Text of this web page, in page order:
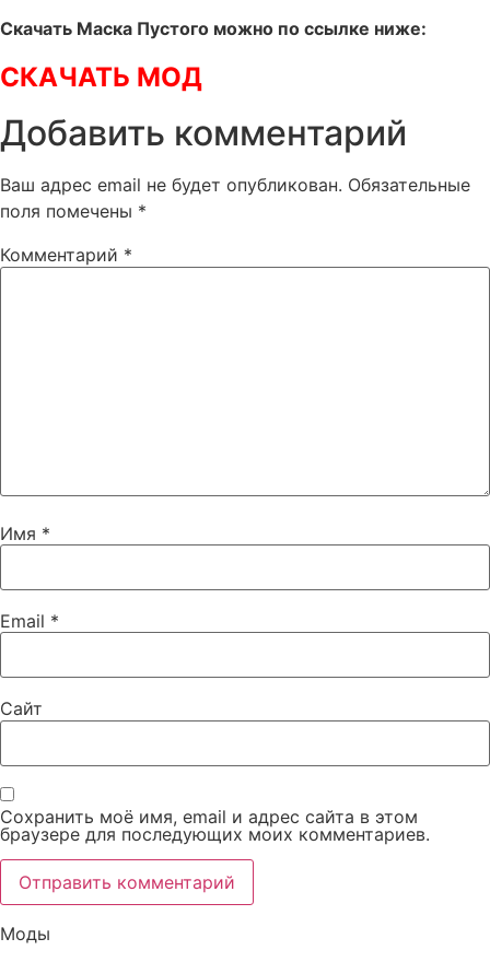
Скачать Маска Пустого можно по ссылке ниже:
СКАЧАТЬ МОД
Добавить комментарий
Ваш адрес email не будет опубликован. Обязательные
поля помечены *
Комментарий *
Имя *
Email *
Сайт
Сохранить моё имя, email и адрес сайта в этом
браузере для последующих моих комментариев.
Моды